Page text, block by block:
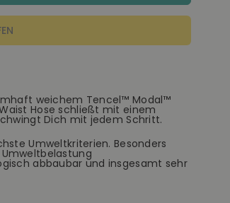
weichem Tencel™ Modal™
Hose schließt mit einem
Dich mit jedem Schritt.
Umweltkriterien. Besonders
abbaubar und insgesamt sehr